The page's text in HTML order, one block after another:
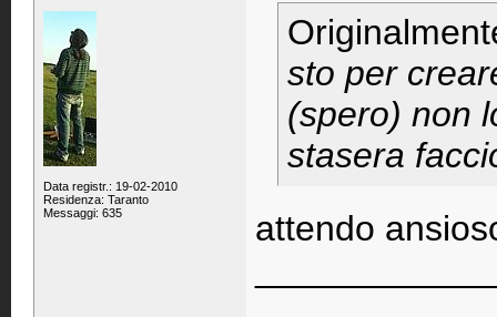
Data registr.: 19-02-2010
Residenza: Taranto
Messaggi: 635
sto per
(spero) non
stasera
attendo